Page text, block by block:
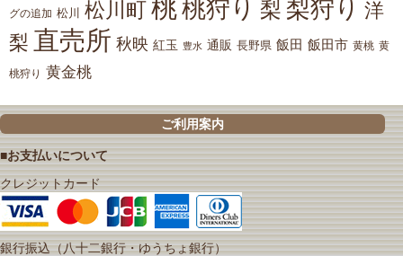
グの追加 松川 松川町 桃桃狩り 梨 梨狩り 洋
梨 直売所 秋映 紅玉 豊水 通販 長野県 飯田 飯田市 黄桃 黄
桃狩り 黄金桃
ご利用案内
■お支払いについて
クレジットカード
銀行振込（八十二銀行・ゆうちょ銀行）